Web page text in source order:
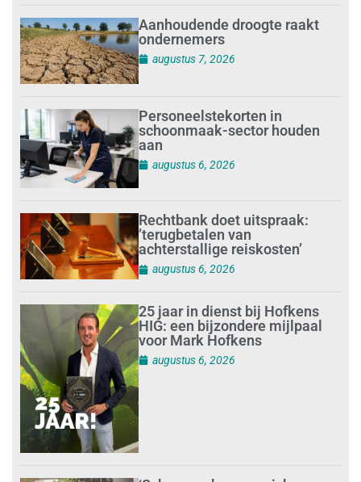
Aanhoudende droogte raakt
ondernemers
augustus 7, 2026
Personeelstekorten in
schoonmaak-sector houden
aan
augustus 6, 2026
Rechtbank doet uitspraak:
’terugbetalen van
achterstallige reiskosten’
augustus 6, 2026
25 jaar in dienst bij Hofkens
HIG: een bijzondere mijlpaal
voor Mark Hofkens
augustus 6, 2026